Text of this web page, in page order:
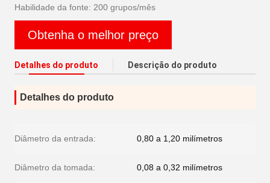
Habilidade da fonte: 200 grupos/mês
Obtenha o melhor preço
Detalhes do produto Descrição do produto
Detalhes do produto
Diâmetro da entrada: 0,80 a 1,20 milímetros
Diâmetro da tomada: 0,08 a 0,32 milímetros